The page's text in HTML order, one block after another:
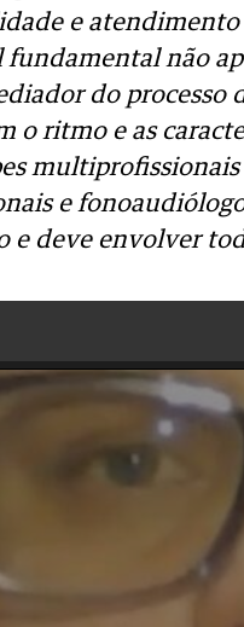
e atendimento
fundamental não
do processo
o ritmo e as
e
e deve envolver